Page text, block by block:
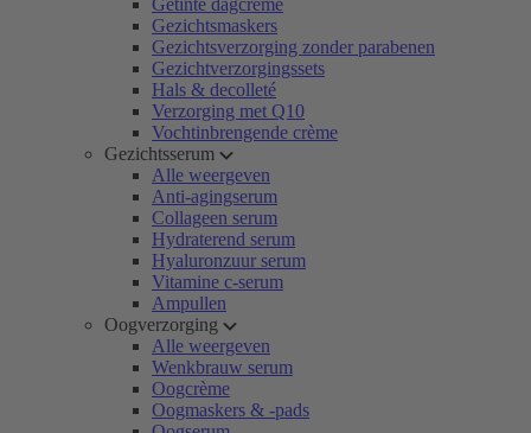
Getinte dagcrème
Gezichtsmaskers
Gezichtsverzorging zonder parabenen
Gezichtverzorgingssets
Hals & decolleté
Verzorging met Q10
Vochtinbrengende crème
Gezichtsserum
Alle weergeven
Anti-agingserum
Collageen serum
Hydraterend serum
Hyaluronzuur serum
Vitamine c-serum
Ampullen
Oogverzorging
Alle weergeven
Wenkbrauw serum
Oogcrème
Oogmaskers & -pads